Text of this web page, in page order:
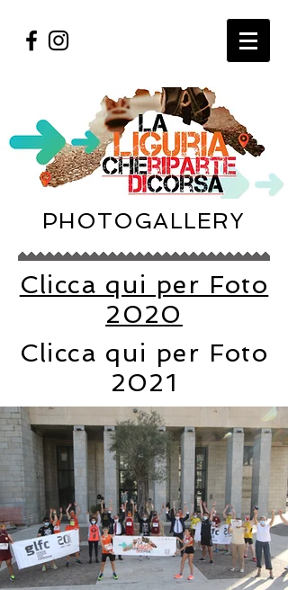
PHOTOGALLERY
Clicca qui per Foto
2020
Clicca qui per Foto
2021